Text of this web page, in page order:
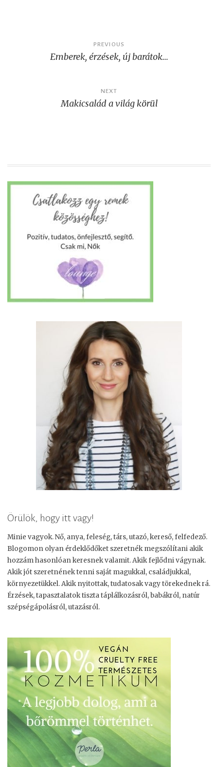
navigation
PREVIOUS
Emberek, érzések, új barátok…
NEXT
Makicsalád a világ körül
Örülök, hogy itt vagy!
Minie vagyok. Nő, anya, feleség, társ, utazó, kereső, felfedező.
Blogomon olyan érdeklődőket szeretnék megszólítani akik
hozzám hasonlóan keresnek valamit. Akik fejlődni vágynak.
Akik jót szeretnének tenni saját magukkal, családjukkal,
környezetükkel. Akik nyitottak, tudatosak vagy törekednek rá.
Érzések, tapasztalatok tiszta táplálkozásról, babákról, natúr
szépségápolásról, utazásról.